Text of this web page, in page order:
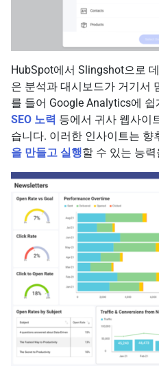
HubSpot에서 Slingshot으로
은 분석과 대시보드가 거기서
를 들어 Google Analytics에
SEO 노력 등에서 귀사 웹사이
습니다. 이러한 인사이트는 향
을 만들고 실행할 수 있는 능